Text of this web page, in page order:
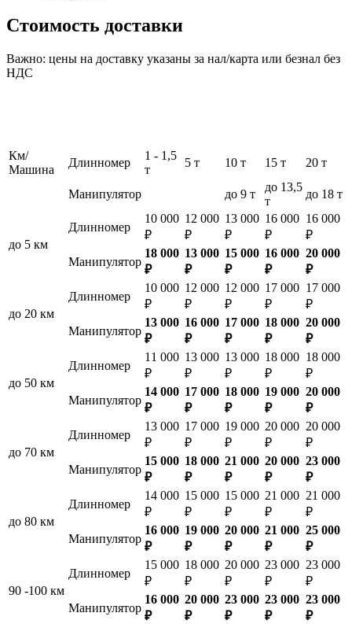
Стоимость доставки
Важно: цены на доставку указаны за нал/карта или безнал без
НДС
Км/
Машина
Длинномер
1 - 1,5
т
5 т 10 т 15 т 20 т
Манипулятор до 9 т
до 13,5
т
до 18 т
до 5 км
Длинномер
10 000
₽
12 000
₽
13 000
₽
16 000
₽
16 000
₽
Манипулятор
18 000
₽
13 000
₽
15 000
₽
16 000
₽
20 000
₽
до 20 км
Длинномер
10 000
₽
12 000
₽
12 000
₽
17 000
₽
17 000
₽
Манипулятор
13 000
₽
16 000
₽
17 000
₽
18 000
₽
20 000
₽
до 50 км
Длинномер
11 000
₽
13 000
₽
13 000
₽
18 000
₽
18 000
₽
Манипулятор
14 000
₽
17 000
₽
18 000
₽
19 000
₽
20 000
₽
до 70 км
Длинномер
13 000
₽
17 000
₽
19 000
₽
20 000
₽
20 000
₽
Манипулятор
15 000
₽
18 000
₽
21 000
₽
20 000
₽
23 000
₽
до 80 км
Длинномер
14 000
₽
15 000
₽
15 000
₽
21 000
₽
21 000
₽
Манипулятор
16 000
₽
19 000
₽
20 000
₽
21 000
₽
25 000
₽
90 -100 км
Длинномер
15 000
₽
18 000
₽
20 000
₽
23 000
₽
23 000
₽
Манипулятор
16 000
₽
20 000
₽
23 000
₽
23 000
₽
23 000
₽